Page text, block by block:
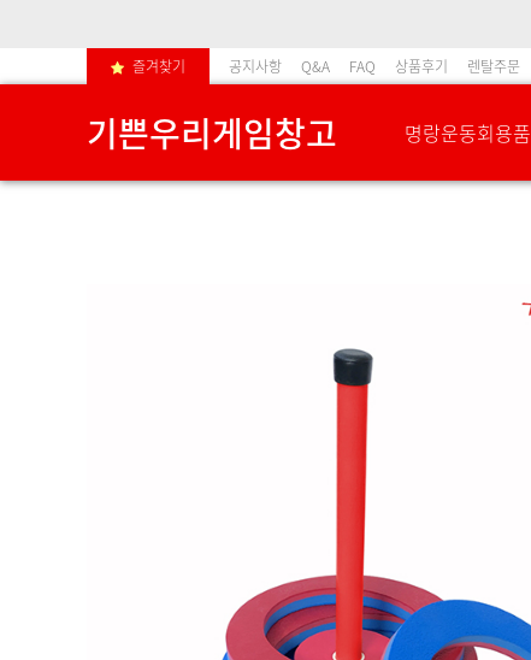
즐겨찾기 공지사항 Q&A FAQ 상품후기 렌탈주문
기쁜우리게임창고 명랑운동회용품